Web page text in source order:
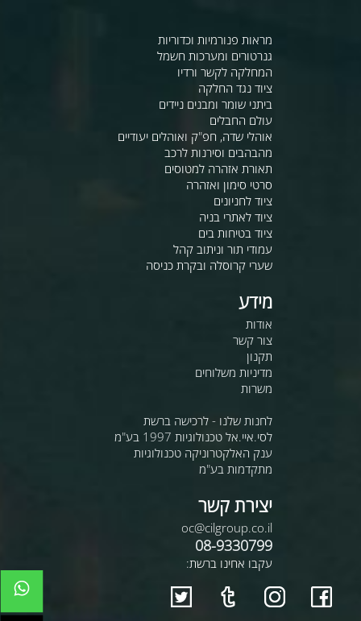
מראות פנורמיות וכדוריות
גנרטורים ומערכות חשמל
המחלקה לקשר ורדיו
ציוד נגד החלקה
ביתני שומר ומבנים ניידים
עולם החבלים
אוהלי שדה, חפ"ק ואוהלים יעודיים
מהבהבים וסירנות לרכב
תאורת אזהרה למטוסים
סרטי סימון ואזהרה
ציוד לחניונים
ציוד לאתרי בניה
ציוד בטיחות בים
עמודי תור וניתוב קהל
שערי קרוסלה ובקרת כניסה
מידע
אודות
צור קשר
תקנון
מדיניות משלוחים
משרות
לחנות שלנו - לרכישה ברשת
לסי.איי.אל טכנולוגיות 1997 בע"מ
ענק האלקטרוניקה טכנולוגיות
מתקדמות בע"מ
יצירת קשר
oc@cilgroup.co.il
08-9330799
עקבו אחינו ברשת: